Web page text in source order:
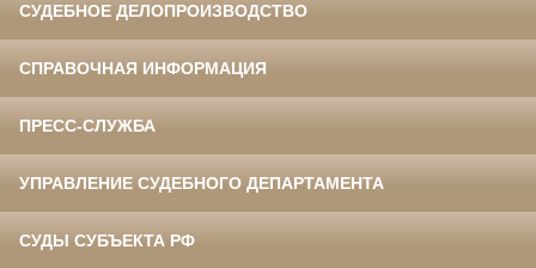
СУДЕБНОЕ ДЕЛОПРОИЗВОДСТВО
СПРАВОЧНАЯ ИНФОРМАЦИЯ
ПРЕСС-СЛУЖБА
УПРАВЛЕНИЕ СУДЕБНОГО ДЕПАРТАМЕНТА
СУДЫ СУБЪЕКТА РФ